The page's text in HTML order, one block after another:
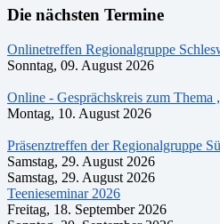
Die nächsten Termine
Onlinetreffen Regionalgruppe
Sonntag, 09. August 2026
Online - Gesprächskreis zum Thema
Montag, 10. August 2026
Präsenztreffen der Regionalgruppe
Samstag, 29. August 2026
Samstag, 29. August 2026
Teenieseminar 2026
Freitag, 18. September 2026